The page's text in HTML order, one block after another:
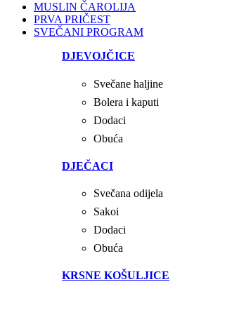
MUSLIN ČAROLIJA
PRVA PRIČEST
SVEČANI PROGRAM
DJEVOJČICE
Svečane haljine
Bolera i kaputi
Dodaci
Obuća
DJEČACI
Svečana odijela
Sakoi
Dodaci
Obuća
KRSNE KOŠULJICE